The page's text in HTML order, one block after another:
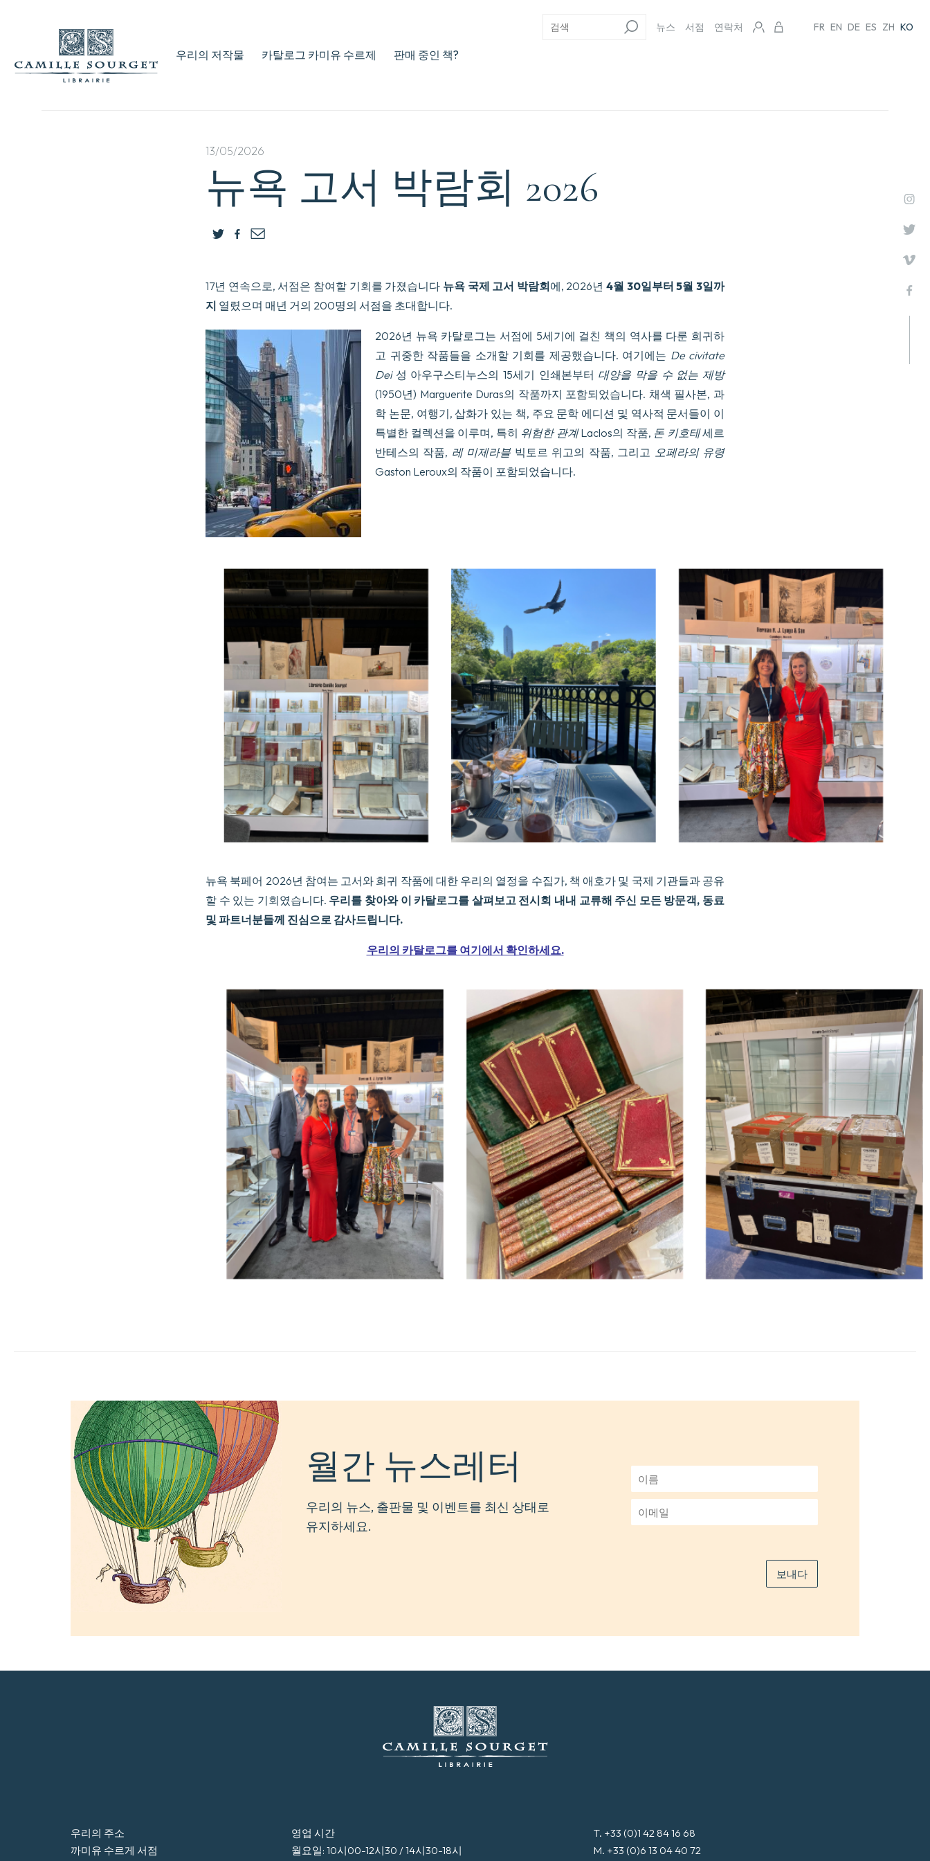
우리의 저작물 카탈로그 카미유 수르제 판매 중인 책?
뉴스 서점 연락처 FR EN DE ES ZH KO
13/05/2026
뉴욕 고서 박람회 2026
17년 연속으로, 서점은 참여할 기회를 가졌습니다 뉴욕 국제 고서 박람회에, 2026년4월 30일부터 5월 3일까
지 열렸으며 매년 거의 200명의 서점을 초대합니다.
2026년 뉴욕 카탈로그는 서점에 5세기에 걸친 책의 역사를 다룬 희귀하
고 귀중한 작품들을 소개할 기회를 제공했습니다. 여기에는 De civitate
Dei성 아우구스티누스의 15세기 인쇄본부터 대양을 막을 수 없는 제방
(1950년) Marguerite Duras의 작품까지 포함되었습니다. 채색 필사본, 과
학 논문, 여행기, 삽화가 있는 책, 주요 문학 에디션 및 역사적 문서들이 이
특별한 컬렉션을 이루며, 특히 위험한 관계Laclos의 작품, 돈 키호테세르
반테스의 작품, 레 미제라블빅토르 위고의 작품, 그리고 오페라의 유령
Gaston Leroux의 작품이 포함되었습니다.
뉴욕 북페어 2026년 참여는 고서와 희귀 작품에 대한 우리의 열정을 수집가, 책 애호가 및 국제 기관들과 공유
할 수 있는 기회였습니다. 우리를 찾아와 이 카탈로그를 살펴보고 전시회 내내 교류해 주신 모든 방문객, 동료
및 파트너분들께 진심으로 감사드립니다.
우리의 카탈로그를 여기에서 확인하세요.
월간 뉴스레터
우리의 뉴스, 출판물 및 이벤트를 최신 상태로
유지하세요.
름
*
메
보내다
우리의 주소
까미유 수르게 서점
영업 시간
월요일: 10시00-12시30 / 14시30-18시
T. +33 (0)1 42 84 16 68
M. +33 (0)6 13 04 40 72